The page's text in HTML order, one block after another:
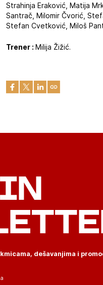
Strahinja Eraković, Matija
Santrač, Milomir Čvorić,
Stefan Cvetković, Miloš
Trener :Milija Žižić.
dešavanjima i